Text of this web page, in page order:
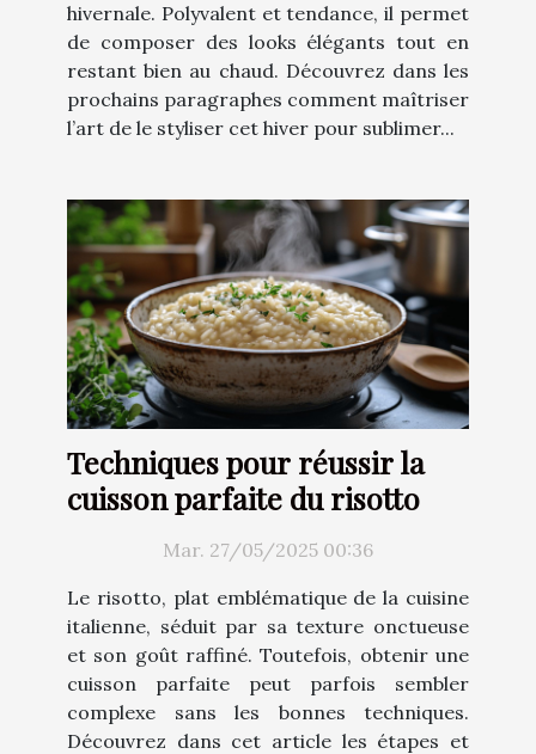
hivernale. Polyvalent et tendance, il permet
de composer des looks élégants tout en
restant bien au chaud. Découvrez dans les
prochains paragraphes comment maîtriser
l’art de le styliser cet hiver pour sublimer...
Techniques pour réussir la
cuisson parfaite du risotto
Mar. 27/05/2025 00:36
Le risotto, plat emblématique de la cuisine
italienne, séduit par sa texture onctueuse
et son goût raffiné. Toutefois, obtenir une
cuisson parfaite peut parfois sembler
complexe sans les bonnes techniques.
Découvrez dans cet article les étapes et